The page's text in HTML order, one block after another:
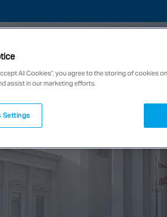
All Cookies”, you agree to the storing of cookies
assist in our marketing efforts.
Settings